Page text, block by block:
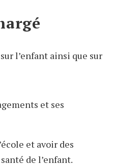
l’enfant ainsi que sur
et ses
et avoir des
de l’enfant.